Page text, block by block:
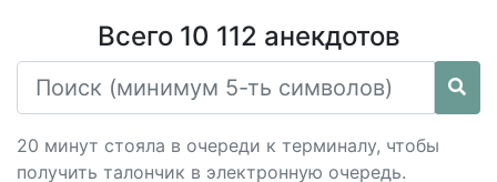
Всего 10 112 анекдотов
20 минут стояла в очереди к терминалу, чтобы
получить талончик в электронную очередь.